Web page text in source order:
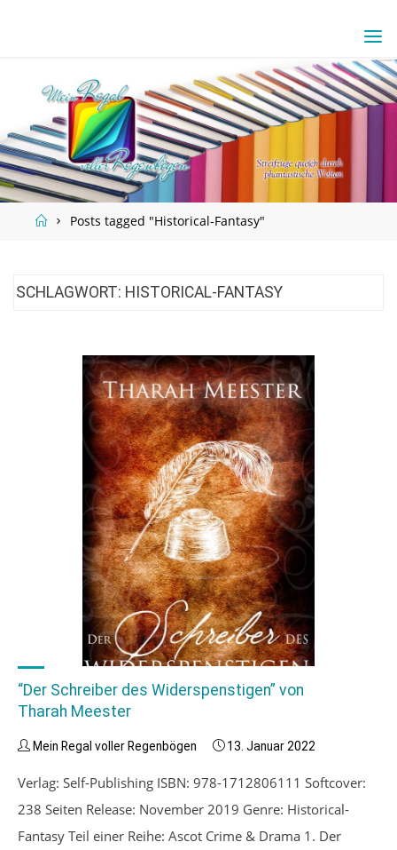
HomePosts tagged "Historical-Fantasy"
SCHLAGWORT: HISTORICAL-FANTASY
“Der Schreiber des Widerspenstigen” von
Tharah Meester
Mein Regal voller Regenbögen 13. Januar 2022
Verlag: Self-Publishing ISBN: 978-1712806111 Softcover:
238 Seiten Release: November 2019 Genre: Historical-
Fantasy Teil einer Reihe: Ascot Crime & Drama 1. Der